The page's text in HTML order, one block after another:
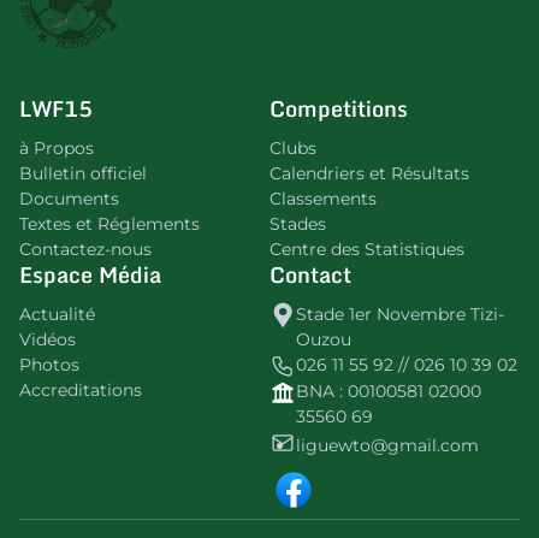
LWF15
à Propos
Bulletin officiel
Documents
Textes et Réglements
Contactez-nous
Competitions
Clubs
Calendriers et Résultats
Classements
Stades
Centre des Statistiques
Espace Média
Actualité
Vidéos
Photos
Accreditations
Contact
Stade 1er Novembre Tizi-
Ouzou
026 11 55 92 // 026 10 39 02
BNA : 00100581 02000
35560 69
liguewto@gmail.com